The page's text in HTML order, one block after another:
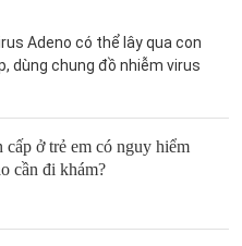
Adeno có thể lây qua con
dùng chung đồ nhiễm virus
cấp ở trẻ em có nguy hiểm
cần đi khám?